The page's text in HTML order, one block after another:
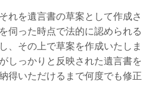
れを遺言書の草案として作成さ
伺った時点で法的に認められる
、その上で草案を作成いたしま
しっかりと反映された遺言書を
得いただけるまで何度でも修正